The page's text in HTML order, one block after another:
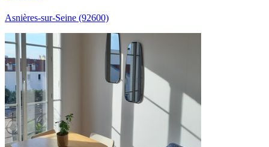
Asnières-sur-Seine (92600)